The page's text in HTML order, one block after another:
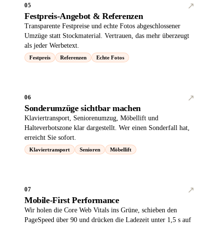
05
↗︎
Festpreis-Angebot & Referenzen
Transparente Festpreise und echte Fotos abgeschlossener
Umzüge statt Stockmaterial. Vertrauen, das mehr überzeugt
als jeder Werbetext.
Festpreis Referenzen Echte Fotos
06
↗︎
Sonderumzüge sichtbar machen
Klaviertransport, Seniorenumzug, Möbellift und
Halteverbotszone klar dargestellt. Wer einen Sonderfall hat,
erreicht Sie sofort.
Klaviertransport Senioren Möbellift
07
↗︎
Mobile-First Performance
Wir holen die Core Web Vitals ins Grüne, schieben den
PageSpeed über 90 und drücken die Ladezeit unter 1,5 s auf